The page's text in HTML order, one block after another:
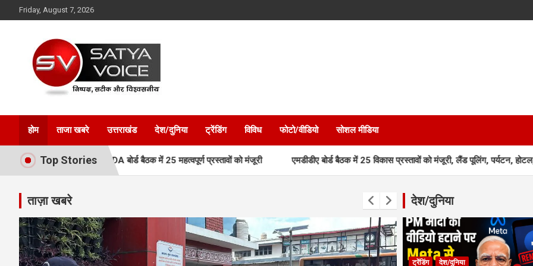
to
Friday, August 7, 2026
Satya Voice
होम ताजा खबरे उत्तराखंड देश/दुनिया ट्रेंडिंग विविध फोटो/वीडियो सोशल मीडिया
Top Stories
रफ्तार, MDDA बोर्ड बैठक में 25 महत्वपूर्ण प्रस्तावों को मंजूरी एमडीडीए बोर्ड बैठक में 25 विकास प्रस्तावों को मंजूरी, लैंड पूलिंग, पर्यटन, होटल, औद्योगिक
ताज़ा खबरे देश/दुनिया
ट्रेंडिंग देश/दुनिया